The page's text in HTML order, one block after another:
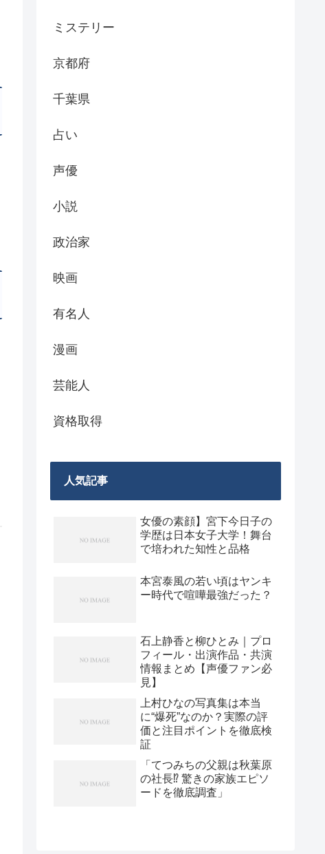
ミステリー
京都府
千葉県
占い
声優
小説
政治家
映画
有名人
漫画
芸能人
資格取得
人気記事
女優の素顔】宮下今日子の
学歴は日本女子大学！舞台
で培われた知性と品格
本宮泰風の若い頃はヤンキ
ー時代で喧嘩最強だった？
石上静香と柳ひとみ｜プロ
フィール・出演作品・共演
情報まとめ【声優ファン必
見】
上村ひなの写真集は本当
に“爆死”なのか？実際の評
価と注目ポイントを徹底検
証
「てつみちの父親は秋葉原
の社長⁉ 驚きの家族エピソ
ードを徹底調査」